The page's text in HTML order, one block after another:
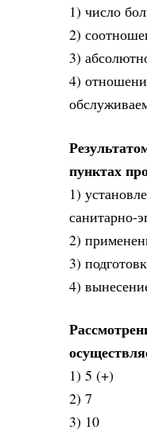
1) число
2)
3)
4)
пунктах
1)
санитарно-
2)
3)
4)
1) 5 (+)
2) 7
3) 10